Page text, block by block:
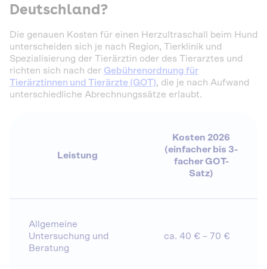
Deutschland?
Die genauen Kosten für einen Herzultraschall beim Hund
unterscheiden sich je nach Region, Tierklinik und
Spezialisierung der Tierärztin oder des Tierarztes und
richten sich nach der Gebührenordnung für
Tierärztinnen und Tierärzte (GOT), die je nach Aufwand
unterschiedliche Abrechnungssätze erlaubt.
Leistung
Kosten 2026
(einfacher bis 3-
facher GOT-
Satz)
Allgemeine
Untersuchung und
Beratung
ca. 40 € – 70 €